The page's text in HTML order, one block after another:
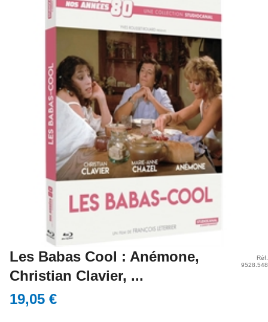
Les Babas Cool : Anémone,
Christian Clavier, ...
Réf.
9528.548
19,05 €